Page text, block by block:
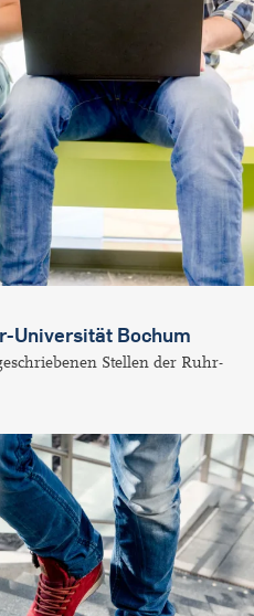
Universität Bochum
Stellen der Ruhr-